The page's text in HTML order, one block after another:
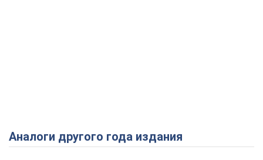
Аналоги другого года издания